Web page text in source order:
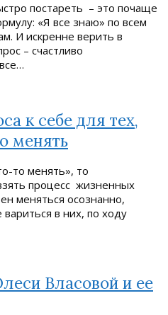
постареть – это почаще
«Я все знаю» по всем
И искренне верить в
– счастливо
к себе для тех,
менять
то менять», то
процесс жизненных
меняться осознанно,
в них, по ходу
Власовой и ее